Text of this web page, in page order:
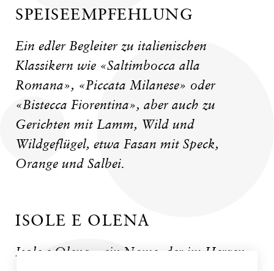
SPEISEEMPFEHLUNG
Ein edler Begleiter zu italienischen
Klassikern wie «Saltimbocca alla
Romana», «Piccata Milanese» oder
«Bistecca Fiorentina», aber auch zu
Gerichten mit Lamm, Wild und
Wildgeflügel, etwa Fasan mit Speck,
Orange und Salbei.
ISOLE E OLENA
Isole e Olena – ein Name, der im Herzen